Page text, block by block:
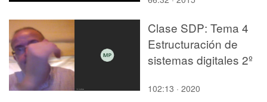
Clase SDP: Tema 4
Estructuración de
sistemas digitales 2º
102:13 · 2020